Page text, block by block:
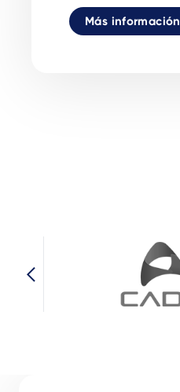
Más información